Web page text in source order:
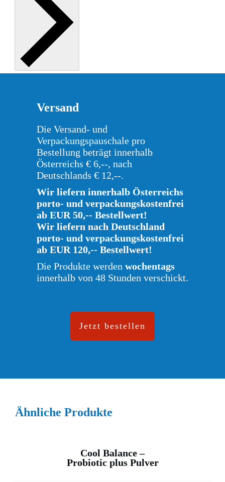
Versand
Die Versand- und
Verpackungspauschale pro
Bestellung beträgt innerhalb
Österreichs € 6,--, nach
Deutschlands € 12,--.
Wir liefern innerhalb Österreichs
porto- und verpackungskostenfrei
ab EUR 50,-- Bestellwert!
Wir liefern nach Deutschland
porto- und verpackungskostenfrei
ab EUR 120,-- Bestellwert!
Die Produkte werden wochentags
innerhalb von 48 Stunden verschickt.
Jetzt bestellen
Ähnliche Produkte
Cool Balance –
Probiotic plus Pulver